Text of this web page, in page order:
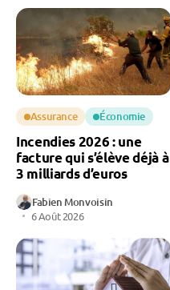
Assurance Économie
Incendies 2026 : une
facture qui s’élève déjà à
3 milliards d’euros
Fabien Monvoisin
6 Août 2026